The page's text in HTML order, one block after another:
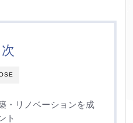
・リノベーションを成
ト